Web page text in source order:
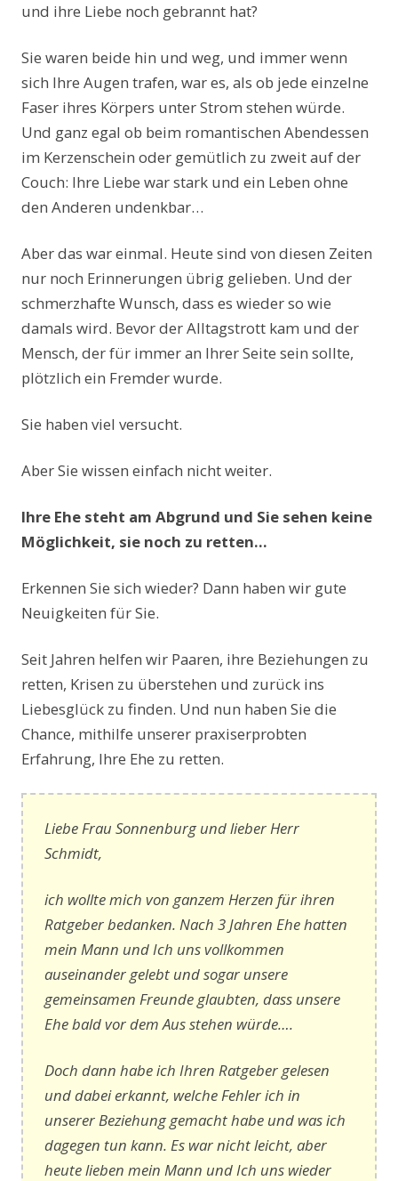
und ihre Liebe noch gebrannt hat?
Sie waren beide hin und weg, und immer wenn
sich Ihre Augen trafen, war es, als ob jede einzelne
Faser ihres Körpers unter Strom stehen würde.
Und ganz egal ob beim romantischen Abendessen
im Kerzenschein oder gemütlich zu zweit auf der
Couch: Ihre Liebe war stark und ein Leben ohne
den Anderen undenkbar…
Aber das war einmal. Heute sind von diesen Zeiten
nur noch Erinnerungen übrig gelieben. Und der
schmerzhafte Wunsch, dass es wieder so wie
damals wird. Bevor der Alltagstrott kam und der
Mensch, der für immer an Ihrer Seite sein sollte,
plötzlich ein Fremder wurde.
Sie haben viel versucht.
Aber Sie wissen einfach nicht weiter.
Ihre Ehe steht am Abgrund und Sie sehen keine
Möglichkeit, sie noch zu retten…
Erkennen Sie sich wieder? Dann haben wir gute
Neuigkeiten für Sie.
Seit Jahren helfen wir Paaren, ihre Beziehungen zu
retten, Krisen zu überstehen und zurück ins
Liebesglück zu finden. Und nun haben Sie die
Chance, mithilfe unserer praxiserprobten
Erfahrung, Ihre Ehe zu retten.
Liebe Frau Sonnenburg und lieber Herr
Schmidt,
ich wollte mich von ganzem Herzen für ihren
Ratgeber bedanken. Nach 3 Jahren Ehe hatten
mein Mann und Ich uns vollkommen
auseinander gelebt und sogar unsere
gemeinsamen Freunde glaubten, dass unsere
Ehe bald vor dem Aus stehen würde….
Doch dann habe ich Ihren Ratgeber gelesen
und dabei erkannt, welche Fehler ich in
unserer Beziehung gemacht habe und was ich
dagegen tun kann. Es war nicht leicht, aber
heute lieben mein Mann und Ich uns wieder